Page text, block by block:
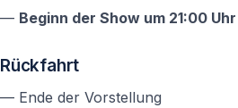
— Beginn der Show um 21:00 Uhr
Rückfahrt
— Ende der Vorstellung